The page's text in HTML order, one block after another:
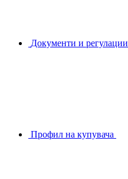
Документи и регулации
Профил на купувача